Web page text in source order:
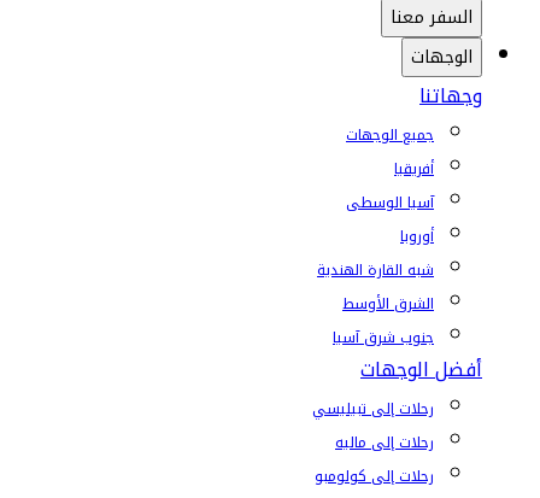
السفر معنا
الوجهات
وجهاتنا
جميع الوجهات
أفريقيا
آسيا الوسطى
أوروبا
شبه القارة الهندية
الشرق الأوسط
جنوب شرق آسيا
أفضل الوجهات
رحلات إلى تبيليسي
رحلات إلى ماليه
رحلات إلى كولومبو